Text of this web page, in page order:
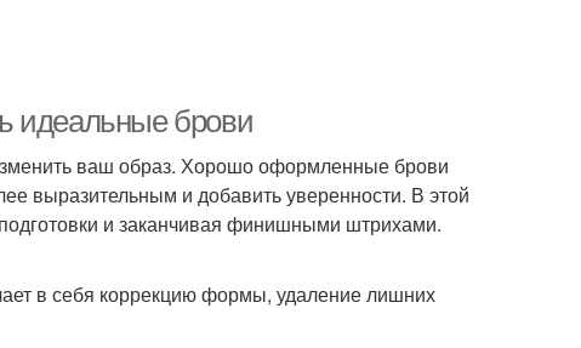
идеальные брови
ваш образ. Хорошо оформленные брови
выразительным и добавить уверенности. В этой
и заканчивая финишными штрихами.
в себя коррекцию формы, удаление лишних